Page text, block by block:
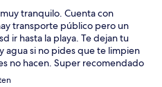
tranquilo. Cuenta con
transporte público pero un
ir hasta la playa. Te dejan tu
agua si no pides que te limpien
no hacen. Super recomendado